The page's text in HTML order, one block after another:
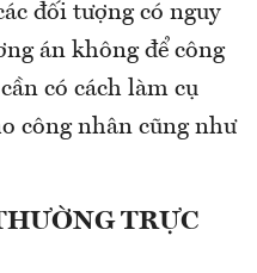
đối tượng có nguy
án không để công
có cách làm cụ
công nhân cũng như
TRỰC